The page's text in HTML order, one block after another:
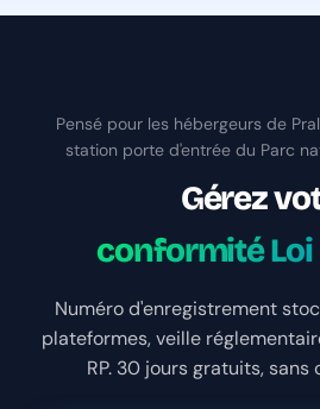
Pensé pour les hébergeurs de
station porte d'entrée du Parc
Gérez
conformité Loi
Numéro d'enregistrement
plateformes, veille
RP. 30 jours gratuits,